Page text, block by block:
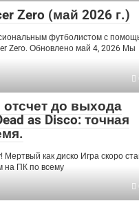
Zero (май 2026 г.)
футболистом с
Zero. Обновлено май 4, 2026 Мы
до выхода
as Disco: точная
Мертвый как диско Игра скоро
на ПК по всему